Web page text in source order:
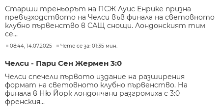
Старши треньорът на ПСЖ Луис Енрике призна
превъзходството на Челси във финала на световното
клубно първенство в САЩ снощи. Лондонският тим
се...
08:44, 14.07.2025 Чете се за: 01:35 мин.
Челси - Пари Сен Жермен 3:0
Челси спечели първото издание на разширения
формат на световното клубно първенство. На
финала в Ню Йорк лондончани разгромиха с 3:0
френския...